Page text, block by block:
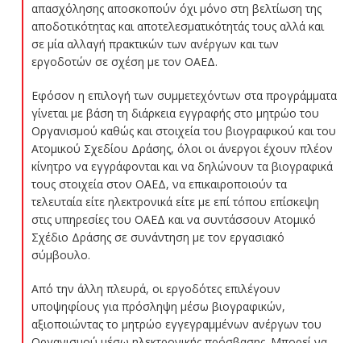
απασχόλησης αποσκοπούν όχι μόνο στη βελτίωση της
αποδοτικότητας και αποτελεσματικότητάς τους αλλά και
σε μία αλλαγή πρακτικών των ανέργων και των
εργοδοτών σε σχέση με τον ΟΑΕΔ.
Εφόσον η επιλογή των συμμετεχόντων στα προγράμματα
γίνεται με βάση τη διάρκεια εγγραφής στο μητρώο του
Οργανισμού καθώς και στοιχεία του βιογραφικού και του
Ατομικού Σχεδίου Δράσης, όλοι οι άνεργοι έχουν πλέον
κίνητρο να εγγράφονται και να δηλώνουν τα βιογραφικά
τους στοιχεία στον ΟΑΕΔ, να επικαιροποιούν τα
τελευταία είτε ηλεκτρονικά είτε με επί τόπου επίσκεψη
στις υπηρεσίες του ΟΑΕΔ και να συντάσσουν Ατομικό
Σχέδιο Δράσης σε συνάντηση με τον εργασιακό
σύμβουλο.
Από την άλλη πλευρά, οι εργοδότες επιλέγουν
υποψηφίους για πρόσληψη μέσω βιογραφικών,
αξιοποιώντας το μητρώο εγγεγραμμένων ανέργων του